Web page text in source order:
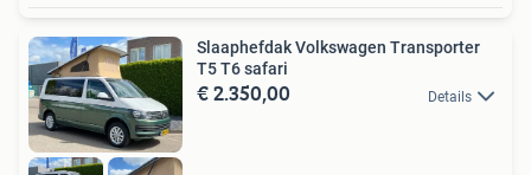
Slaaphefdak Volkswagen Transporter
T5 T6 safari
€ 2.350,00 Details